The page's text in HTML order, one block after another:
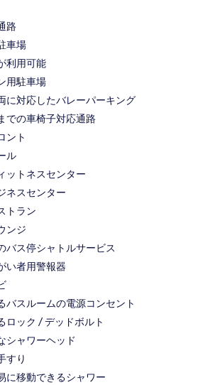
路
車場
利用可能
用駐車場
に対応したバレーパーキング
での車椅子対応通路
ント
ル
ットネスセンター
ネスセンター
トラン
ンジ
バス停シャトルサービス
い者用警報器
バスルームの電源コンセント
ロック / デッドボルト
シャワーヘッド
すり
に移動できるシャワー